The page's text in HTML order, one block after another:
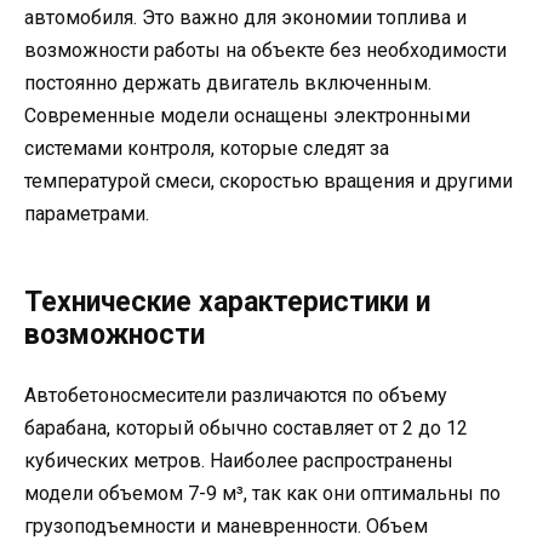
автомобиля. Это важно для экономии топлива и
возможности работы на объекте без необходимости
постоянно держать двигатель включенным.
Современные модели оснащены электронными
системами контроля, которые следят за
температурой смеси, скоростью вращения и другими
параметрами.
Технические характеристики и
возможности
Автобетоносмесители различаются по объему
барабана, который обычно составляет от 2 до 12
кубических метров. Наиболее распространены
модели объемом 7-9 м³, так как они оптимальны по
грузоподъемности и маневренности. Объем